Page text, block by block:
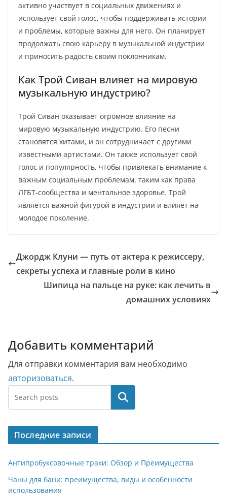
активно участвует в социальных движениях и
использует свой голос, чтобы поддерживать истории
и проблемы, которые важны для него. Он планирует
продолжать свою карьеру в музыкальной индустрии
и приносить радость своим поклонникам.
Как Трой Сиван влияет на мировую
музыкальную индустрию?
Трой Сиван оказывает огромное влияние на
мировую музыкальную индустрию. Его песни
становятся хитами, и он сотрудничает с другими
известными артистами. Он также использует свой
голос и популярность, чтобы привлекать внимание к
важным социальным проблемам, таким как права
ЛГБТ-сообщества и ментальное здоровье. Трой
является важной фигурой в индустрии и влияет на
молодое поколение.
Джордж Клуни — путь от актера к режиссеру,
секреты успеха и главные роли в кино
Шипица на пальце на руке: как лечить в
домашних условиях
Добавить комментарий
Для отправки комментария вам необходимо
авторизоваться.
Поиск
Последние записи
Антипробуксовочные траки: Обзор и Преимущества
Чаны для бани: преимущества, виды и особенности
использования